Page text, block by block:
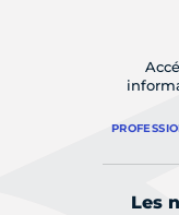
Les